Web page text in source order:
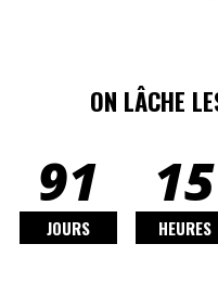
ON LÂCHE
91
JOURS
15
HEURES